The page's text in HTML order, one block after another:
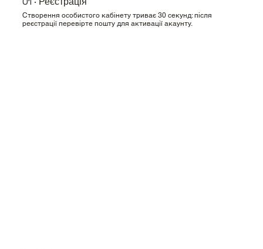
Створення особистого кабінету триває 30 секунд: після
реєстрації перевірте пошту для активації акаунту.